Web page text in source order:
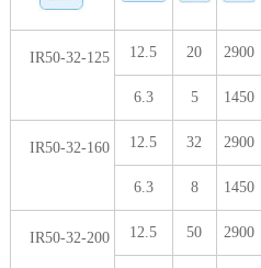
IR50-32-125 12.5 20 2900
6.3 5 1450
IR50-32-160 12.5 32 2900
6.3 8 1450
IR50-32-200 12.5 50 2900